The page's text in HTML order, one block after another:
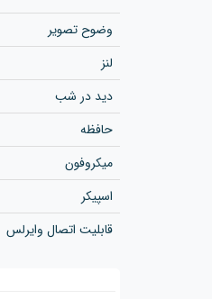
وضوح تصویر
لنز
دید در شب
حافظه
میکروفون
اسپیکر
قابلیت اتصال وایرلس